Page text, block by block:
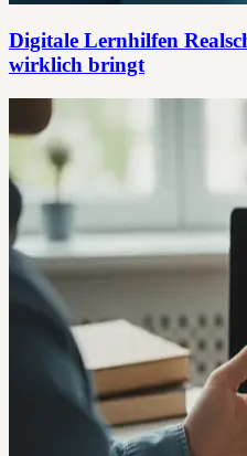
Digitale Lernhilfen
wirklich bringt